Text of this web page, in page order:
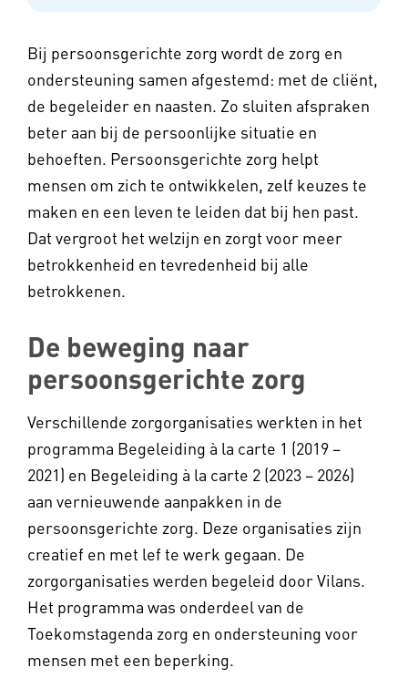
Bij persoonsgerichte zorg wordt de zorg en
ondersteuning samen afgestemd: met de cliënt,
de begeleider en naasten. Zo sluiten afspraken
beter aan bij de persoonlijke situatie en
behoeften. Persoonsgerichte zorg helpt
mensen om zich te ontwikkelen, zelf keuzes te
maken en een leven te leiden dat bij hen past.
Dat vergroot het welzijn en zorgt voor meer
betrokkenheid en tevredenheid bij alle
betrokkenen.
De beweging naar
persoonsgerichte zorg
Verschillende zorgorganisaties werkten in het
programma Begeleiding à la carte 1 (2019 –
2021) en Begeleiding à la carte 2 (2023 – 2026)
aan vernieuwende aanpakken in de
persoonsgerichte zorg. Deze organisaties zijn
creatief en met lef te werk gegaan. De
zorgorganisaties werden begeleid door Vilans.
Het programma was onderdeel van de
Toekomstagenda zorg en ondersteuning voor
mensen met een beperking.